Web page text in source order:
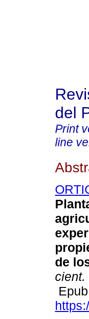
del
Print
line
de
cient.